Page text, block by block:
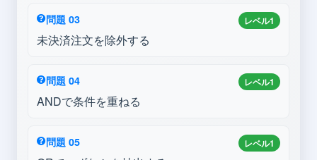
レベル1
問題 03
未決済注文を除外する
レベル1
問題 04
ANDで条件を重ねる
レベル1
問題 05